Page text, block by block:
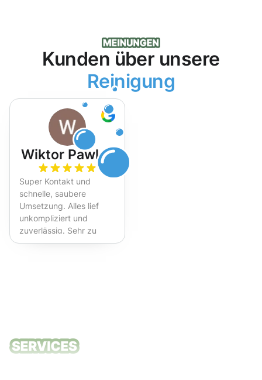
Kunden über unsere
Reinigung
Wiktor Pawlak
Super Kontakt und
schnelle, saubere
Umsetzung. Alles lief
unkompliziert und
zuverlässig. Sehr zu
empfehlen!